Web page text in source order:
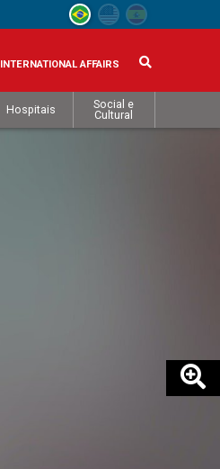
INTERNATIONAL AFFAIRS
Hospitais
Social e
Cultural